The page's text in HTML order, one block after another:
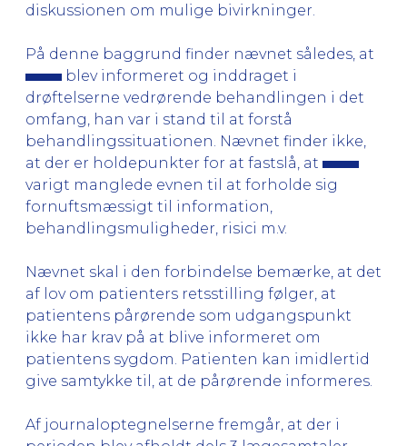
diskussionen om mulige bivirkninger.
På denne baggrund finder nævnet således, at
blev informeret og inddraget i
drøftelserne vedrørende behandlingen i det
omfang, han var i stand til at forstå
behandlingssituationen. Nævnet finder ikke,
at der er holdepunkter for at fastslå, at
varigt manglede evnen til at forholde sig
fornuftsmæssigt til information,
behandlingsmuligheder, risici m.v.
Nævnet skal i den forbindelse bemærke, at det
af lov om patienters retsstilling følger, at
patientens pårørende som udgangspunkt
ikke har krav på at blive informeret om
patientens sygdom. Patienten kan imidlertid
give samtykke til, at de pårørende informeres.
Af journaloptegnelserne fremgår, at der i